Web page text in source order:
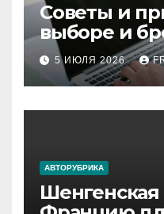
Советы и
выборе и
5 ИЮЛЯ 2026
АВТОРУБРИКА
Шенгенская